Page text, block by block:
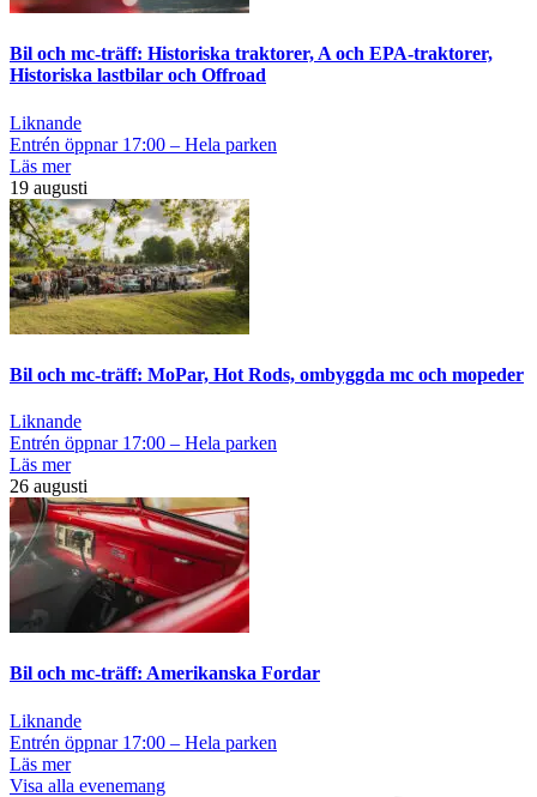
Bil och mc-träff: Historiska traktorer, A och EPA-traktorer,
Historiska lastbilar och Offroad
Liknande
Entrén öppnar 17:00 – Hela parken
Läs mer
19 augusti
Bil och mc-träff: MoPar, Hot Rods, ombyggda mc och mopeder
Liknande
Entrén öppnar 17:00 – Hela parken
Läs mer
26 augusti
Bil och mc-träff: Amerikanska Fordar
Liknande
Entrén öppnar 17:00 – Hela parken
Läs mer
Visa alla evenemang